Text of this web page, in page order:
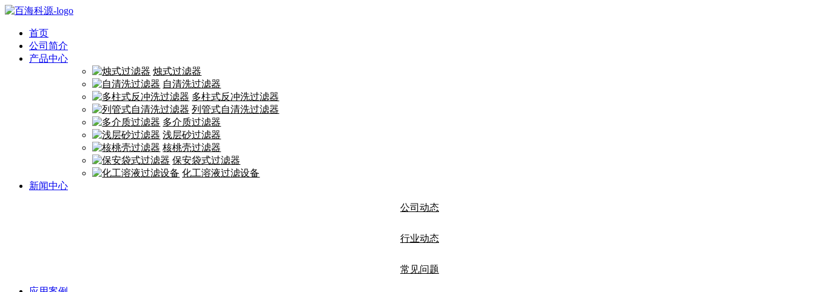
首页
公司简介
产品中心
烛式过滤器
自清洗过滤器
多柱式反冲洗过滤器
列管式自清洗过滤器
多介质过滤器
浅层砂过滤器
核桃壳过滤器
保安袋式过滤器
化工溶液过滤设备
新闻中心
公司动态
行业动态
常见问题